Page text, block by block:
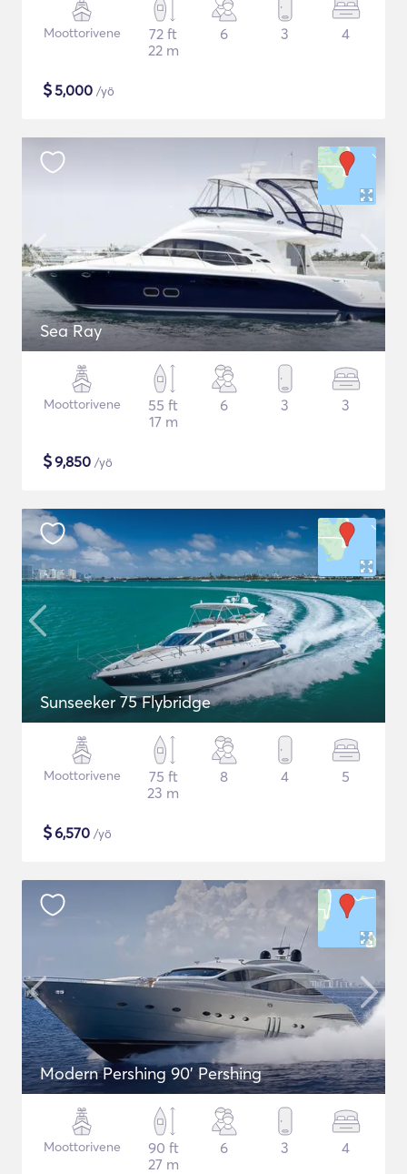
Moottorivene
72 ft
22 m
6 3 4
$5,000 /yö
Sea Ray
Moottorivene
55 ft
17 m
6 3 3
$9,850 /yö
Sunseeker 75 Flybridge
Moottorivene
75 ft
23 m
8 4 5
$6,570 /yö
Modern Pershing 90' Pershing
Moottorivene
90 ft
27 m
6 3 4